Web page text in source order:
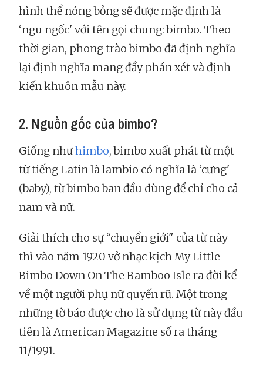
hình thể nóng bỏng sẽ được mặc định là
‘ngu ngốc' với tên gọi chung: bimbo. Theo
thời gian, phong trào bimbo đã định nghĩa
lại định nghĩa mang đầy phán xét và định
kiến khuôn mẫu này.
2. Nguồn gốc của bimbo?
Giống nhưhimbo, bimbo xuất phát từ một
từ tiếng Latin là lambio có nghĩa là ‘cưng'
(baby), từ bimbo ban đầu dùng để chỉ cho cả
nam và nữ.
Giải thích cho sự “chuyển giới" của từ này
thì vào năm 1920 vở nhạc kịch My Little
Bimbo Down On The Bamboo Isle ra đời kể
về một người phụ nữ quyến rũ. Một trong
những tờ báo được cho là sử dụng từ này đầu
tiên là American Magazine số ra tháng
11/1991.